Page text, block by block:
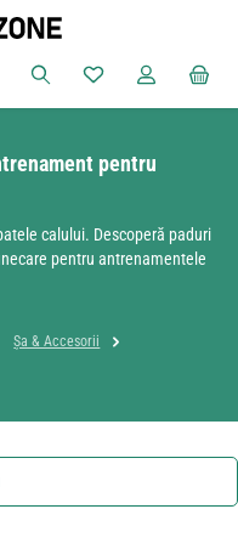
Aveți 0 articole
pentru
calului. Descoperă paduri
pentru antrenamentele
Șa & Accesorii